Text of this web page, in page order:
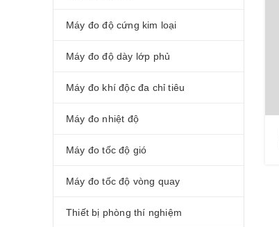
Máy đo độ cứng kim loại
Máy đo độ dày lớp phủ
Máy đo khí độc đa chỉ tiêu
Máy đo nhiệt độ
Máy đo tốc độ gió
Máy đo tốc độ vòng quay
Thiết bị phòng thí nghiệm